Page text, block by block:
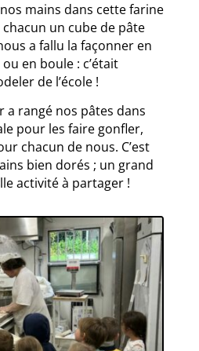
mains dans cette farine
un cube de pâte
a fallu la façonner en
en boule : c’était
de l’école !
a rangé nos pâtes dans
pour les faire gonfler,
chacun de nous. C’est
bien dorés ; un grand
activité à partager !